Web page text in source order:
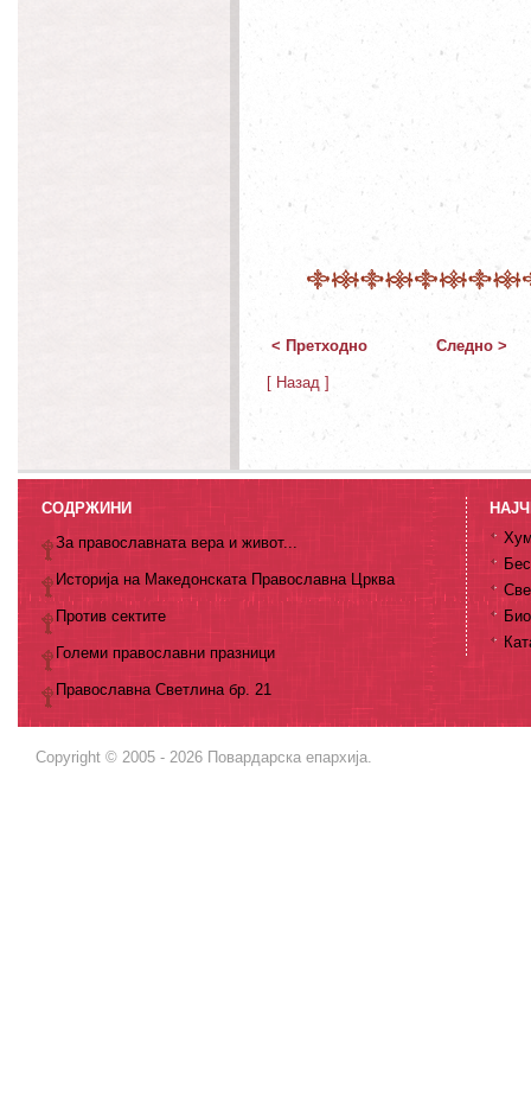
< Претходно Следно >
[ Назад ]
СОДРЖИНИ
За православната вера и живот...
Историја на Македонската Православна Црква
Против сектите
Големи православни празници
Православна Светлина бр. 21
Copyright © 2005 - 2026 Повардарска епархија.